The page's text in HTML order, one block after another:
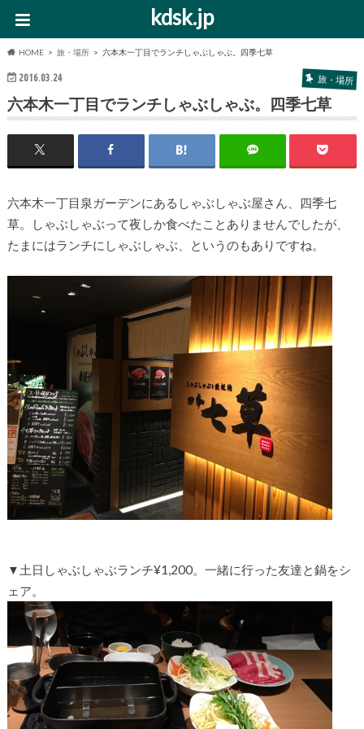
kdsk.jp
HOME 旅・場所 六本木一丁目でランチしゃぶしゃぶ。四季七草
2016.03.24 旅・場所
六本木一丁目でランチしゃぶしゃぶ。四季七草
六本木一丁目泉ガーデンにあるしゃぶしゃぶ屋さん、四季七
草。しゃぶしゃぶって夜しか食べたことありませんでしたが、
たまにはランチにしゃぶしゃぶ、というのもありですね。
▼土日しゃぶしゃぶランチ¥1,200。一緒に行った友達と鍋をシ
ェア。